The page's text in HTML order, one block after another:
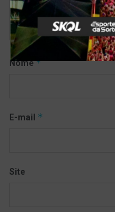
Nome*
E-mail *
Site